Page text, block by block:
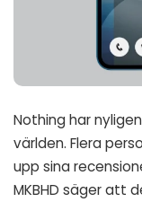
Nothing har
världen. Flera
upp sina
MKBHD säger att